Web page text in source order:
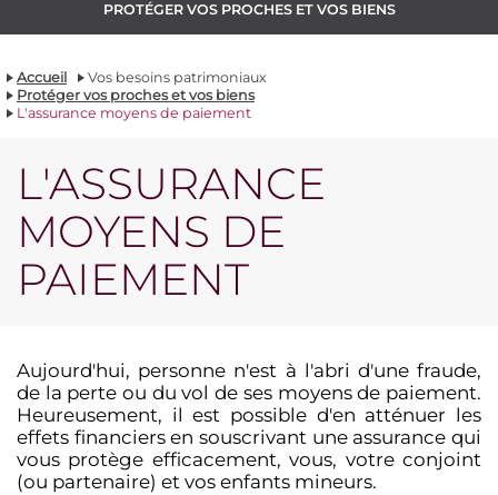
PROTÉGER VOS PROCHES ET VOS BIENS
Accueil
Vos besoins patrimoniaux
Protéger vos proches et vos biens
L'assurance moyens de paiement
L'ASSURANCE
MOYENS DE
PAIEMENT
Aujourd'hui, personne n'est à l'abri d'une fraude,
de la perte ou du vol de ses moyens de paiement.
Heureusement, il est possible d'en atténuer les
effets financiers en souscrivant une assurance qui
vous protège efficacement, vous, votre conjoint
(ou partenaire) et vos enfants mineurs.